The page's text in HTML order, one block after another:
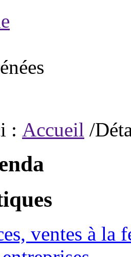
: Accueil /
ventes à la